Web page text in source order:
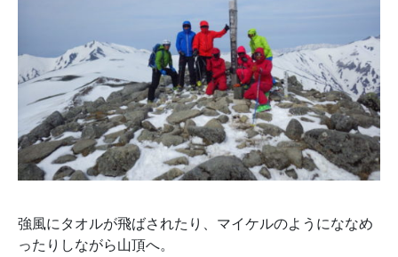
強風にタオルが飛ばされたり、マイケルのようにななめ
ったりしながら山頂へ。